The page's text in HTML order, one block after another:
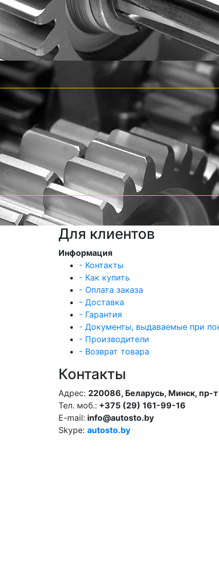
Для клиентов
Информация
- Контакты
- Как купить
- Оплата заказа
- Доставка
- Гарантия
- Документы, выдаваемые при
- Производители
- Возврат товара
Контакты
Адрес: 220086, Беларусь, Минск, пр-
Тел. моб.: +375 (29) 161-99-16
E-mail: info@autosto.by
Skype: autosto.by